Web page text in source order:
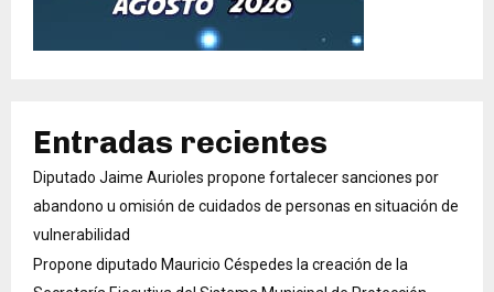
Entradas recientes
Diputado Jaime Aurioles propone fortalecer sanciones por
abandono u omisión de cuidados de personas en situación de
vulnerabilidad
Propone diputado Mauricio Céspedes la creación de la